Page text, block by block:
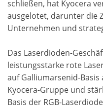
schließen, hat Kyocera
ausgelotet, darunter die
Unternehmen und
Das Laserdioden-
leistungsstarke rote
auf Galliumarsenid-
Kyocera-Gruppe und
Basis der RGB-